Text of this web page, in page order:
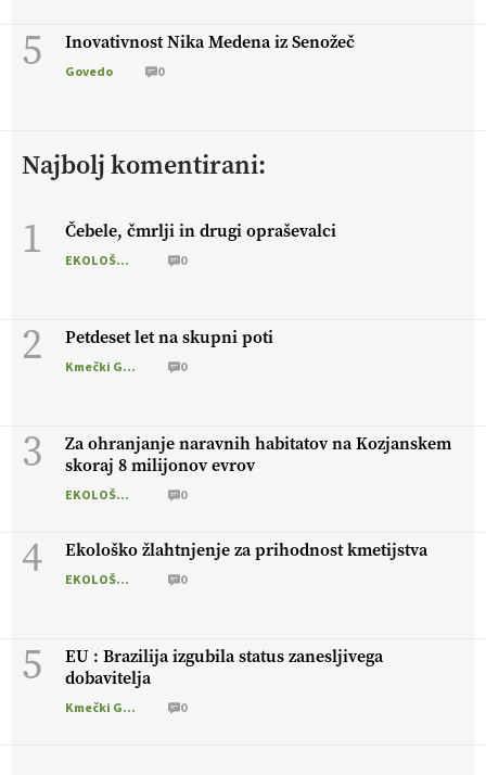
5 Inovativnost Nika Medena iz Senožeč
Govedo 0
Najbolj komentirani:
1 Čebele, čmrlji in drugi opraševalci
EKOLOŠKO LOGIČNO 0
2 Petdeset let na skupni poti
Kmečki Glas 0
3
Za ohranjanje naravnih habitatov na Kozjanskem
skoraj 8 milijonov evrov
EKOLOŠKO LOGIČNO 0
4 Ekološko žlahtnjenje za prihodnost kmetijstva
EKOLOŠKO LOGIČNO 0
5
EU : Brazilija izgubila status zanesljivega
dobavitelja
Kmečki Glas 0